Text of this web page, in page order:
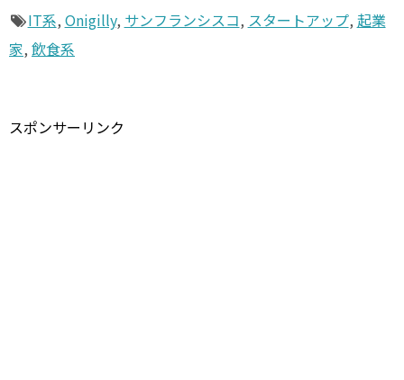
IT系, Onigilly, サンフランシスコ, スタートアップ, 起業
家, 飲食系
スポンサーリンク